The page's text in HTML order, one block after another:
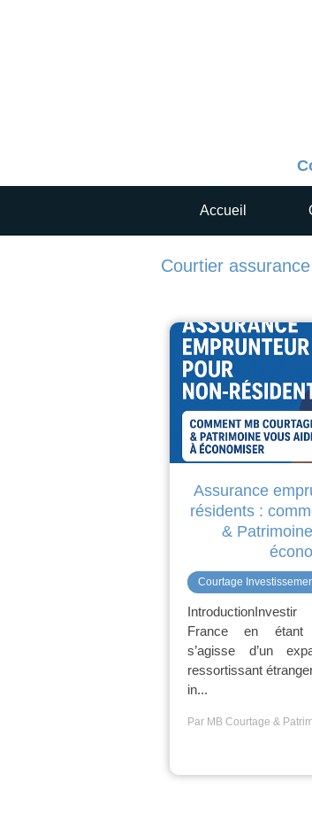
Accueil
Courtier
Assurance
résidents :
&
Courtage
France en étant
s’agisse d’un
ressortissant
in...
Par MB Courtage &